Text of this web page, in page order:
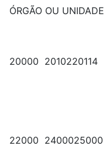
ÓRGÃO OU
20000 2010220114
22000 2400025000